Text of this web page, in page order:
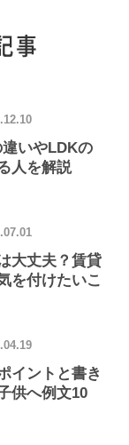
いやLDKの
人を解説
大丈夫？賃貸
を付けたいこ
イントと書き
供へ例文10